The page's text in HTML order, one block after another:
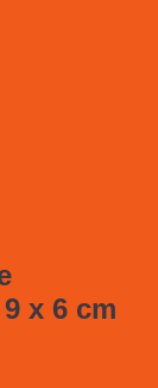
x 6 cm